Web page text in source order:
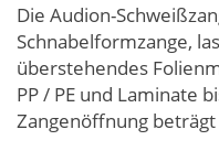
Die Audion-
Schnabelformzange,
überstehendes
PP / PE und Laminate
Zangenöffnung